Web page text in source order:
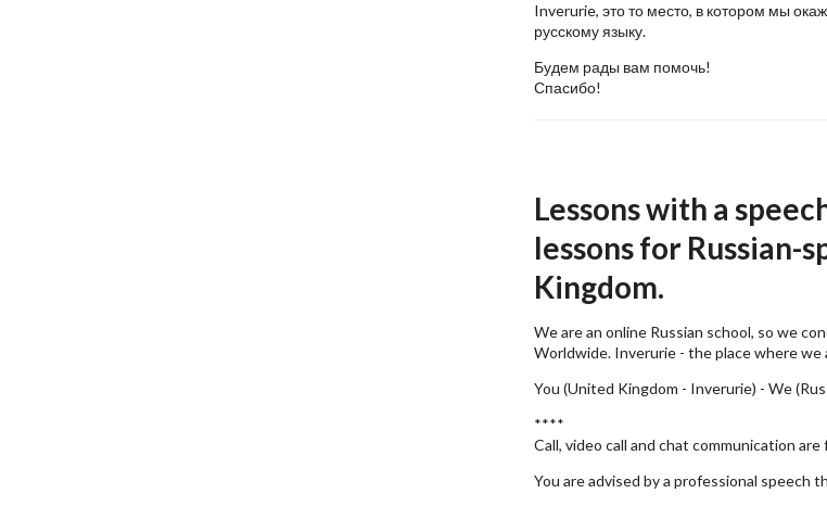
Inverurie, это то место, в котором мы
русскому языку.
Будем рады вам помочь!
Спасибо!
Lessons with a
lessons for Russian-
Kingdom.
We are an online Russian school, so we
Worldwide. Inverurie - the place where we
You (United Kingdom - Inverurie) - We
****
Call, video call and chat communication
You are advised by a professional speech